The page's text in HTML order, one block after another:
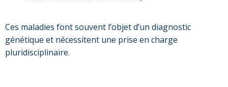
Ces maladies font souvent l’objet d’un diagnostic
génétique et nécessitent une prise en charge
pluridisciplinaire.